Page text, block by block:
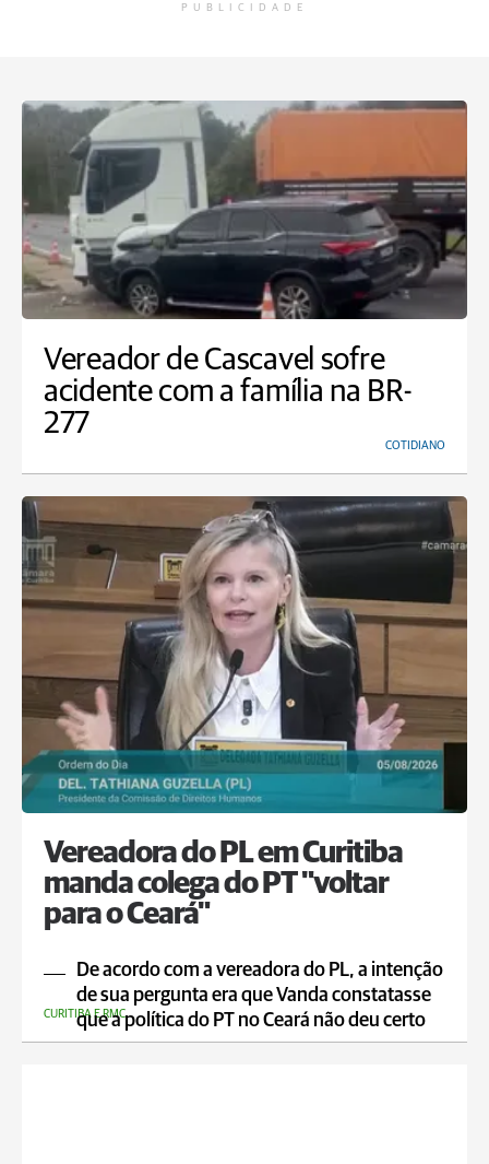
PUBLICIDADE
Vereador de Cascavel sofre
acidente com a família na BR-
277
COTIDIANO
Vereadora do PL em Curitiba
manda colega do PT "voltar
para o Ceará"
De acordo com a vereadora do PL, a intenção
de sua pergunta era que Vanda constatasse
que a política do PT no Ceará não deu certo
CURITIBA E RMC